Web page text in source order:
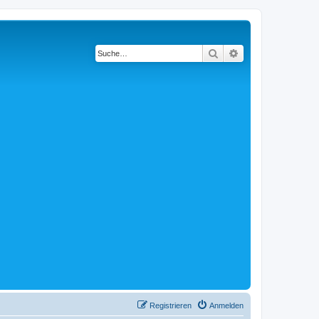
Suche
Anmelden
Registrieren